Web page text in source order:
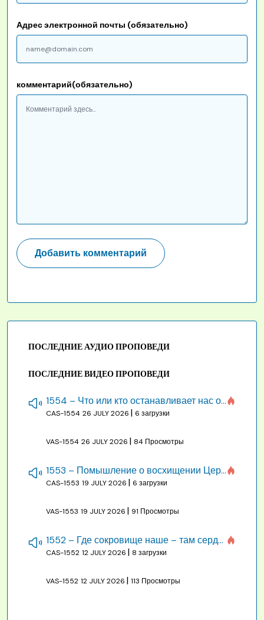
комментарий(обязательно)
Адрес электронной почты (обязательно)
ПОСЛЕДНИЕ АУДИО ПРОПОВЕДИ
ПОСЛЕДНИЕ ВИДЕО ПРОПОВЕДИ
1554 – Что или кто останавливает нас от созидания строения Божия
CAS-1554 26 JULY 2026 | 6 загрузки
VAS-1554 26 JULY 2026 | 84 Просмотры
1553 – Помышление о восхищении Церкви на бракосочетании, во всякое время
CAS-1553 19 JULY 2026 | 6 загрузки
VAS-1553 19 JULY 2026 | 91 Просмотры
1552 – Где сокровище наше – там сердце, там помышления
CAS-1552 12 JULY 2026 | 8 загрузки
VAS-1552 12 JULY 2026 | 113 Просмотры